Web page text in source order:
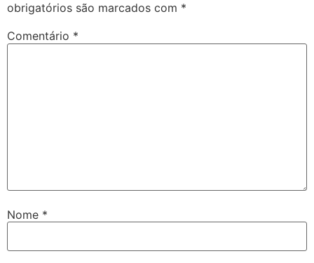
obrigatórios são marcados com *
Comentário *
Nome *